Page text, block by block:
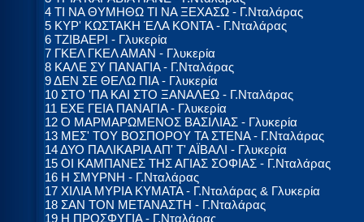
4 ΤΙ ΝΑ ΘΥΜΗΘΩ ΤΙ ΝΑ ΞΕΧΑΣΩ - Γ.Νταλάρας
5 ΚΥΡ' ΚΩΣΤΑΚΗ ΈΛΑ ΚΟΝΤΑ - Γ.Νταλάρας
6 ΤΖΙΒΑΕΡΙ - Γλυκερία
7 ΓΚΕΛ ΓΚΕΛ ΑΜΑΝ - Γλυκερία
8 ΚΑΛΕ ΣΥ ΠΑΝΑΓΙΑ - Γ.Νταλάρας
9 ΔΕΝ ΣΕ ΘΕΛΩ ΠΙΑ - Γλυκερία
10 ΣΤΟ 'ΠΑ ΚΑΙ ΣΤΟ ΞΑΝΑΛΕΩ - Γ.Νταλάρας
11 ΕΧΕ ΓΕΙΑ ΠΑΝΑΓΙΑ - Γλυκερία
12 Ο ΜΑΡΜΑΡΩΜΕΝΟΣ ΒΑΣΙΛΙΑΣ - Γλυκερία
13 ΜΕΣ' ΤΟΥ ΒΟΣΠΟΡΟΥ ΤΑ ΣΤΕΝΑ - Γ.Νταλάρας
14 ΔΥΟ ΠΑΛΙΚΑΡΙΑ ΑΠ' Τ' ΑΪΒΑΛΙ - Γλυκερία
15 ΟΙ ΚΑΜΠΑΝΕΣ ΤΗΣ ΑΓΙΑΣ ΣΟΦΙΑΣ - Γ.Νταλάρας
16 Η ΣΜΥΡΝΗ - Γ.Νταλάρας
17 ΧΙΛΙΑ ΜΥΡΙΑ ΚΥΜΑΤΑ - Γ.Νταλάρας & Γλυκερία
18 ΣΑΝ ΤΟΝ ΜΕΤΑΝΑΣΤΗ - Γ.Νταλάρας
19 Η ΠΡΟΣΦΥΓΙΑ - Γ.Νταλάρας